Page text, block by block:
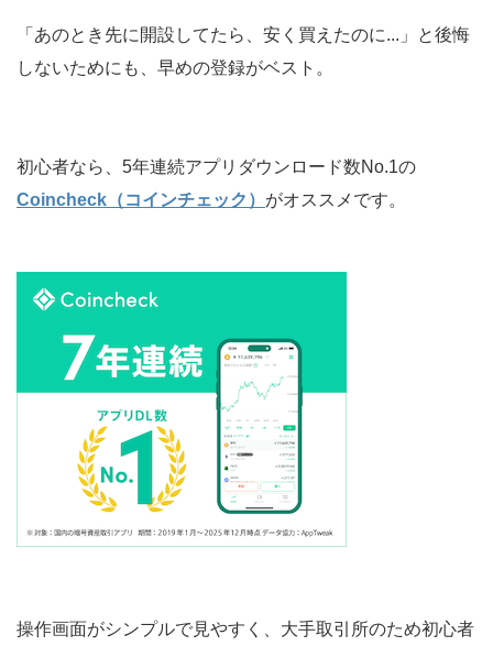
「あのとき先に開設してたら、安く買えたのに...」と後悔
しないためにも、早めの登録がベスト。
初心者なら、5年連続アプリダウンロード数No.1の
Coincheck（コインチェック） がオススメです。
操作画面がシンプルで見やすく、大手取引所のため初心者